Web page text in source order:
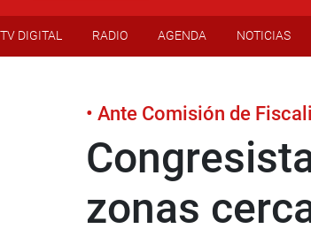
TV DIGITAL RADIO AGENDA NOTICIAS
• Ante Comisión de
zonas